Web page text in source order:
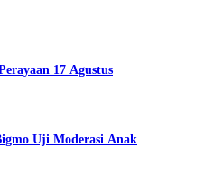
17 Agustus
Uji Moderasi Anak